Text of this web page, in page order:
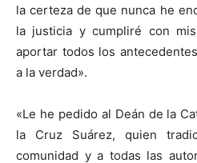
la certeza de que nunca he
la justicia y cumpliré con
aportar todos los
a la verdad».
«Le he pedido al Deán de la
la Cruz Suárez, quien
comunidad y a todas las